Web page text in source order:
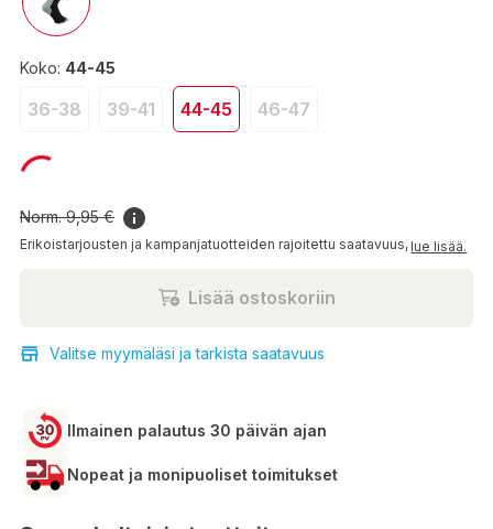
Koko: 44-45
36-38 39-41 44-45 46-47
2,99 €
Norm.9,95 €
Erikoistarjousten ja kampanjatuotteiden rajoitettu saatavuus,lue lisää.
Lisää ostoskoriin
Valitse myymäläsi ja tarkista saatavuus
Ilmainen palautus 30 päivän ajan
Nopeat ja monipuoliset toimitukset